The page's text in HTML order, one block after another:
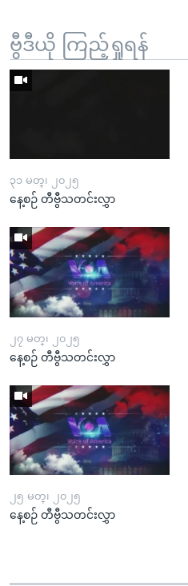
ဗွီဒီယို ကြည့်ရှုရန်
၃၁ မတ္၊ ၂၀၂၅
နေ့စဉ် တီဗွီသတင်းလွှာ
၂၇ မတ္၊ ၂၀၂၅
နေ့စဉ် တီဗွီသတင်းလွှာ
၂၅ မတ္၊ ၂၀၂၅
နေ့စဉ် တီဗွီသတင်းလွှာ